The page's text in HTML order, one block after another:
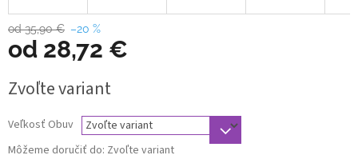
od 35,90 € –20 %
od 28,72 €
cena:
Zvoľte variant
Veľkosť Obuv
Môžeme doručiť do: Zvoľte variant